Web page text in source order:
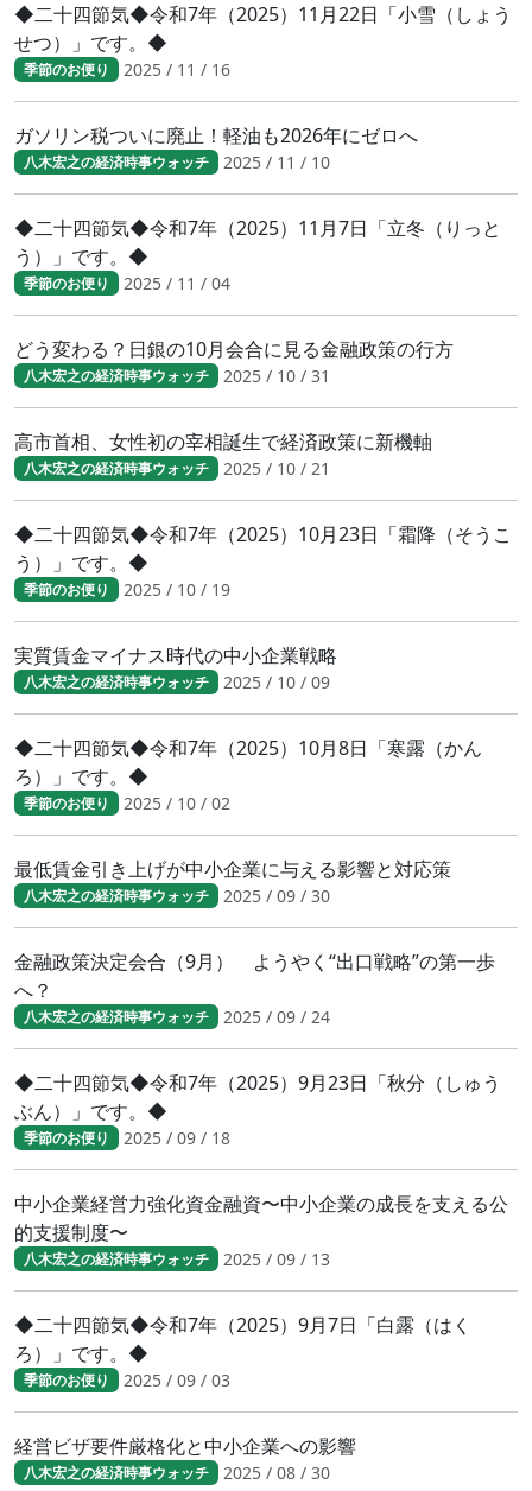
◆二十四節気◆令和7年（2025）11月22日「小雪（しょう
せつ）」です。◆
季節のお便り 2025 / 11 / 16
ガソリン税ついに廃止！軽油も2026年にゼロへ
八木宏之の経済時事ウォッチ 2025 / 11 / 10
◆二十四節気◆令和7年（2025）11月7日「立冬（りっと
う）」です。◆
季節のお便り 2025 / 11 / 04
どう変わる？日銀の10月会合に見る金融政策の行方
八木宏之の経済時事ウォッチ 2025 / 10 / 31
高市首相、女性初の宰相誕生で経済政策に新機軸
八木宏之の経済時事ウォッチ 2025 / 10 / 21
◆二十四節気◆令和7年（2025）10月23日「霜降（そうこ
う）」です。◆
季節のお便り 2025 / 10 / 19
実質賃金マイナス時代の中小企業戦略
八木宏之の経済時事ウォッチ 2025 / 10 / 09
◆二十四節気◆令和7年（2025）10月8日「寒露（かん
ろ）」です。◆
季節のお便り 2025 / 10 / 02
最低賃金引き上げが中小企業に与える影響と対応策
八木宏之の経済時事ウォッチ 2025 / 09 / 30
金融政策決定会合（9月） ようやく“出口戦略”の第一歩
へ？
八木宏之の経済時事ウォッチ 2025 / 09 / 24
◆二十四節気◆令和7年（2025）9月23日「秋分（しゅう
ぶん）」です。◆
季節のお便り 2025 / 09 / 18
中小企業経営力強化資金融資〜中小企業の成長を支える公
的支援制度〜
八木宏之の経済時事ウォッチ 2025 / 09 / 13
◆二十四節気◆令和7年（2025）9月7日「白露（はく
ろ）」です。◆
季節のお便り 2025 / 09 / 03
経営ビザ要件厳格化と中小企業への影響
八木宏之の経済時事ウォッチ 2025 / 08 / 30